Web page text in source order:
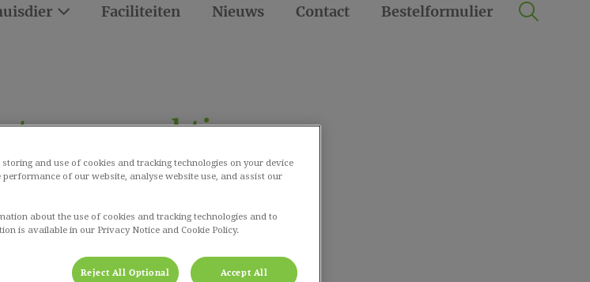
Faciliteiten Nieuws Contact Bestelformulier
vuurwerktips
storing and use of cookies and tracking technologies on your device
of our website, analyse website use, and assist our
about the use of cookies and tracking technologies and to
is available in our Privacy Notice and Cookie Policy.
Reject All Optional Accept All